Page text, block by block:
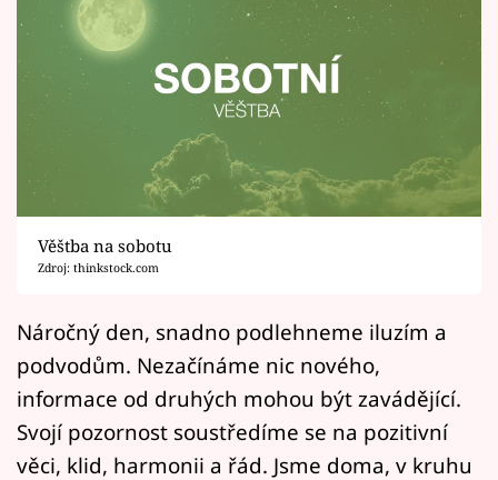
Vztahy
Seriály
Horoskopy
Sledujte prima+
Filmový festival Karlovy Vary
Mámy sobě
Přihlášení
Věštba na sobotu
Zdroj: thinkstock.com
Náročný den, snadno podlehneme iluzím a
podvodům. Nezačínáme nic nového,
informace od druhých mohou být zavádějící.
Svojí pozornost soustředíme se na pozitivní
věci, klid, harmonii a řád. Jsme doma, v kruhu